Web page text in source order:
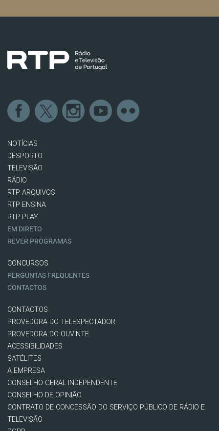
NOTÍCIAS
DESPORTO
TELEVISÃO
RÁDIO
RTP ARQUIVOS
RTP ENSINA
RTP PLAY
EM DIRETO
REVER PROGRAMAS
CONCURSOS
PERGUNTAS FREQUENTES
CONTACTOS
CONTACTOS
PROVEDORA DO TELESPECTADOR
PROVEDORA DO OUVINTE
ACESSIBILIDADES
SATÉLITES
A EMPRESA
CONSELHO GERAL INDEPENDENTE
CONSELHO DE OPINIÃO
CONTRATO DE CONCESSÃO DO SERVIÇO PÚBLICO DE RÁDIO E
TELEVISÃO